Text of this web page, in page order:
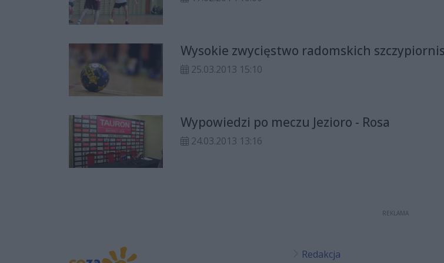
Wysokie zwycięstwo radomskich
25.03.2013 15:10
Wypowiedzi po meczu Jezioro - Rosa
24.03.2013 13:16
REKLAMA
Redakcja